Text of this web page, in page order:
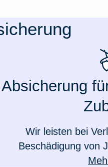
Absicherung
Wir leisten bei
Beschädigung von